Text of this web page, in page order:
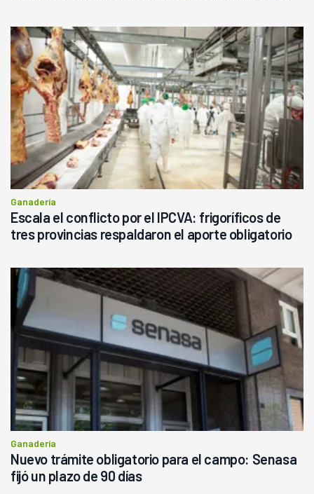
Ganadería
Escala el conflicto por el IPCVA: frigoríficos de
tres provincias respaldaron el aporte obligatorio
Ganadería
Nuevo trámite obligatorio para el campo: Senasa
fijó un plazo de 90 días